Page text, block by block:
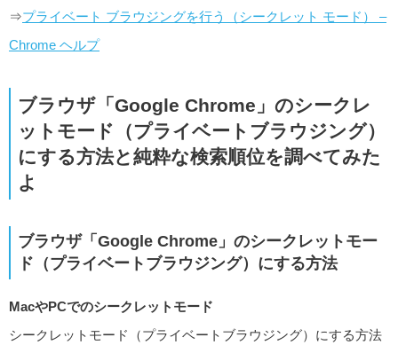
⇒プライベート ブラウジングを行う（シークレット モード） –
Chrome ヘルプ
ブラウザ「Google Chrome」のシークレ
ットモード（プライベートブラウジング）
にする方法と純粋な検索順位を調べてみた
よ
ブラウザ「Google Chrome」のシークレットモー
ド（プライベートブラウジング）にする方法
MacやPCでのシークレットモード
シークレットモード（プライベートブラウジング）にする方法